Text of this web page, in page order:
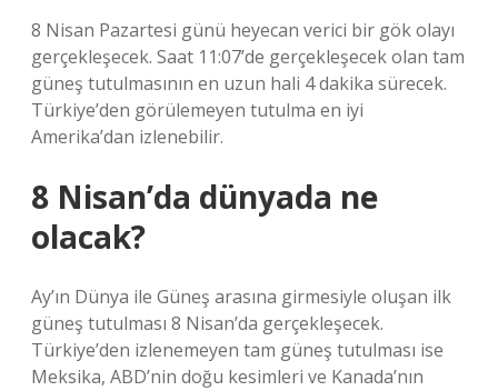
8 Nisan Pazartesi günü heyecan verici bir gök olayı
gerçekleşecek. Saat 11:07’de gerçekleşecek olan tam
güneş tutulmasının en uzun hali 4 dakika sürecek.
Türkiye’den görülemeyen tutulma en iyi
Amerika’dan izlenebilir.
8 Nisan’da dünyada ne
olacak?
Ay’ın Dünya ile Güneş arasına girmesiyle oluşan ilk
güneş tutulması 8 Nisan’da gerçekleşecek.
Türkiye’den izlenemeyen tam güneş tutulması ise
Meksika, ABD’nin doğu kesimleri ve Kanada’nın